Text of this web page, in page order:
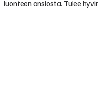
luonteen ansiosta. Tulee